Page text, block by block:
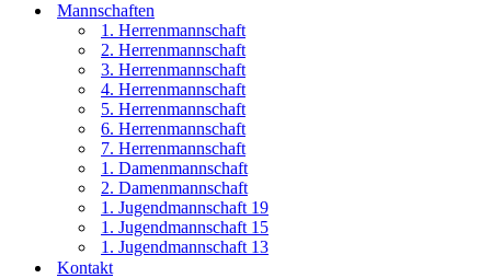
Mannschaften
1. Herrenmannschaft
2. Herrenmannschaft
3. Herrenmannschaft
4. Herrenmannschaft
5. Herrenmannschaft
6. Herrenmannschaft
7. Herrenmannschaft
1. Damenmannschaft
2. Damenmannschaft
1. Jugendmannschaft 19
1. Jugendmannschaft 15
1. Jugendmannschaft 13
Kontakt